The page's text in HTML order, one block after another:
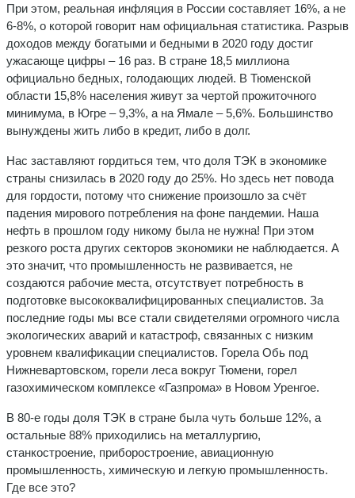
При этом, реальная инфляция в России составляет 16%, а не
6-8%, о которой говорит нам официальная статистика. Разрыв
доходов между богатыми и бедными в 2020 году достиг
ужасающе цифры – 16 раз. В стране 18,5 миллиона
официально бедных, голодающих людей. В Тюменской
области 15,8% населения живут за чертой прожиточного
минимума, в Югре – 9,3%, а на Ямале – 5,6%. Большинство
вынуждены жить либо в кредит, либо в долг.
Нас заставляют гордиться тем, что доля ТЭК в экономике
страны снизилась в 2020 году до 25%. Но здесь нет повода
для гордости, потому что снижение произошло за счёт
падения мирового потребления на фоне пандемии. Наша
нефть в прошлом году никому была не нужна! При этом
резкого роста других секторов экономики не наблюдается. А
это значит, что промышленность не развивается, не
создаются рабочие места, отсутствует потребность в
подготовке высококвалифицированных специалистов. За
последние годы мы все стали свидетелями огромного числа
экологических аварий и катастроф, связанных с низким
уровнем квалификации специалистов. Горела Обь под
Нижневартовском, горели леса вокруг Тюмени, горел
газохимическом комплексе «Газпрома» в Новом Уренгое.
В 80-е годы доля ТЭК в стране была чуть больше 12%, а
остальные 88% приходились на металлургию,
станкостроение, приборостроение, авиационную
промышленность, химическую и легкую промышленность.
Где все это?